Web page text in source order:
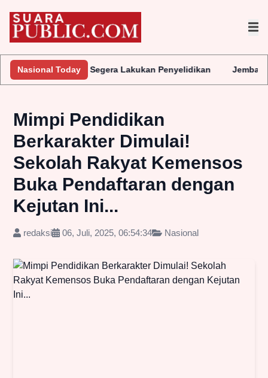
Nasional Today
APH Segera Lakukan Penyelidikan Jembatan Gantung
Mimpi Pendidikan
Berkarakter Dimulai!
Sekolah Rakyat Kemensos
Buka Pendaftaran dengan
Kejutan Ini...
redaksi 06, Juli, 2025, 06:54:34 Nasional